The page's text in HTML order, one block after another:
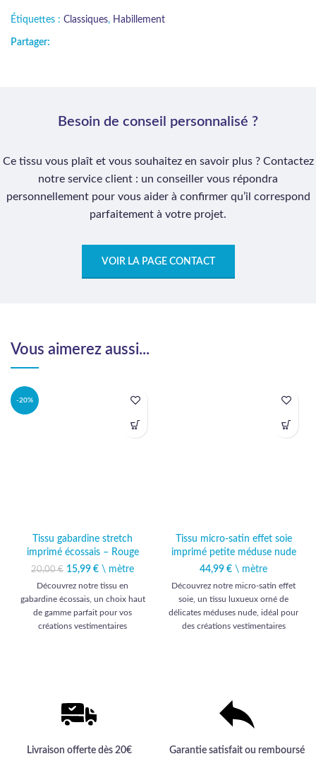
Étiquettes : Classiques, Habillement
Partager:
Besoin de conseil personnalisé ?
Ce tissu vous plaît et vous souhaitez en savoir plus ? Contactez
notre service client : un conseiller vous répondra
personnellement pour vous aider à confirmer qu’il correspond
parfaitement à votre projet.
VOIR LA PAGE CONTACT
Vous aimerez aussi...
-20%
Tissu gabardine stretch
imprimé écossais – Rouge
20,00€
Le prix initial était :
20,00 €.
15,99 €
Le prix
actuel est :
15,99 €.
\ mètre
Découvrez notre tissu en
gabardine écossais, un choix haut
de gamme parfait pour vos
créations vestimentaires
Tissu micro-satin effet soie
imprimé petite méduse nude
44,99 € \ mètre
Découvrez notre micro-satin effet
soie, un tissu luxueux orné de
délicates méduses nude, idéal pour
des créations vestimentaires
Livraison offerte dès 20€ Garantie satisfait ou remboursé